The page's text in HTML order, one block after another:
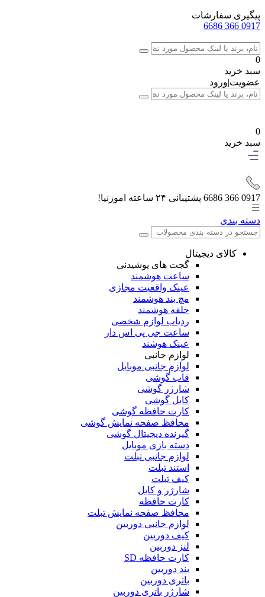
پیگیری سفارشات
0917 366 6686
0
سبد خرید
عضویت|ورود
0
سبد خرید
0917 366 6686 پشتیبانی ۲۴ ساعته اموزنیا!
دسته بندی
کالای دیجیتال
گجت های پوشیدنی
ساعت هوشمند
عینک واقعیت مجازی
مچ بند هوشمند
حلقه هوشمند
ردیاب لوازم شخصی
ساعت جی پی اس دار
عینک هوشند
لوازم جانبی
لوازم جانبی موبایل
قاب گوشی
شارژر گوشی
کابل گوشی
کارت حافظه گوشی
محافظ صفحه نمایش گوشی
گیرنده دیجیتال گوشی
دسته بازی موبایل
لوازم جانبی تبلت
استند تبلت
کیف تبلت
شارژر و کابل
کارت حافظه
محافظ صفحه نمایش تبلت
لوازم جانبی دوربین
کیف دوربین
لنز دوربین
کارت حافظه SD
بند دوربین
باتری دوربین
شارژر باتری دوربین